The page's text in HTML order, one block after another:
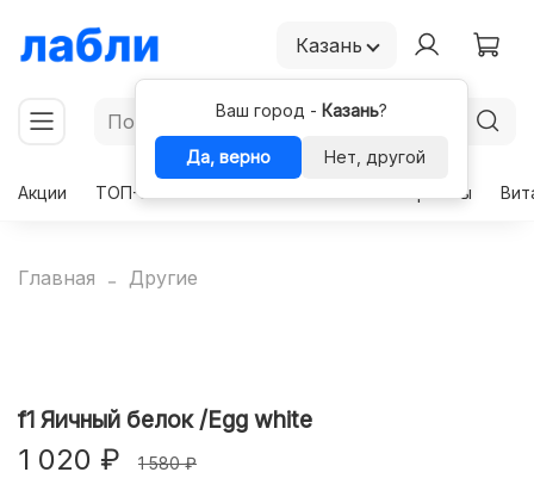
Казань
Ваш город - Казань?
Да, верно
Нет, другой
Акции
ТОП-50 Гормоны
Главная Другие
f1 Яичный белок /Egg white
1 020 ₽ 1 580 ₽